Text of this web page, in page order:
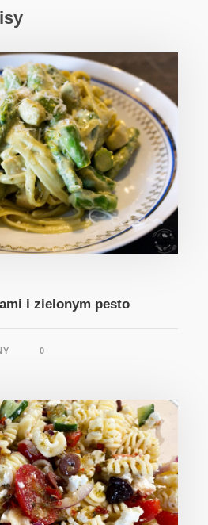
i zielonym pesto
0